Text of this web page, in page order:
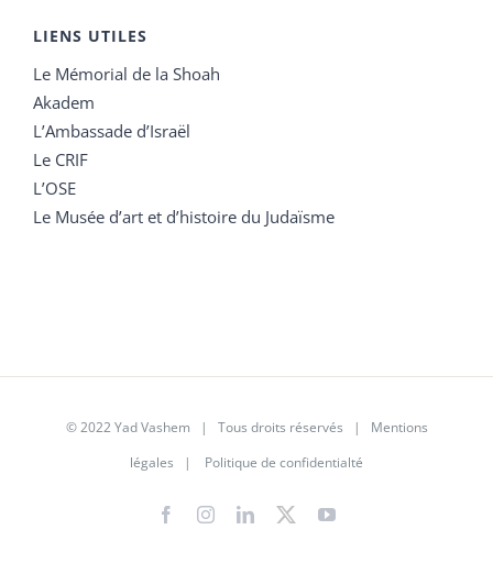
LIENS UTILES
Le Mémorial de la Shoah
Akadem
L’Ambassade d’Israël
Le CRIF
L’OSE
Le Musée d’art et d’histoire du Judaïsme
© 2022 Yad Vashem | Tous droits réservés | Mentions
légales | Politique de confidentialté